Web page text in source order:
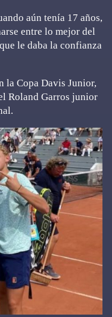
aún tenía 17 años,
entre lo mejor del
le daba la confianza
la Copa Davis Junior,
Roland Garros junior